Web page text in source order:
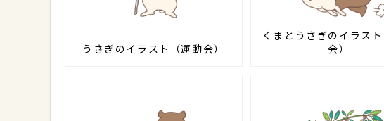
うさぎのイラスト（運動会）
くまとうさぎのイラス
会）